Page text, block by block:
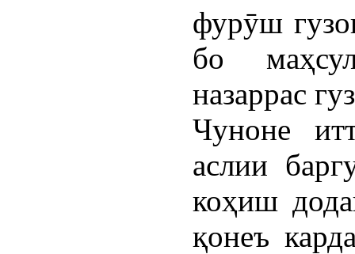
фурӯш
бо
назаррас
Чуноне
аслии
коҳиш
қонеъ